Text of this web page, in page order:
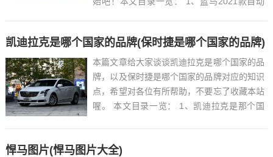
凯迪拉克是哪个国家的品牌(保时捷是哪个国家的品牌)
本篇文章给大家谈谈凯迪拉克是哪个国家的品
牌，以及保时捷是哪个国家的品牌对应的知识
点，希望对各位有所帮助，不要忘了收藏本站
喔。 本文目录一览： 1、凯迪拉克是那个国
悍马图片(悍马图片大全)